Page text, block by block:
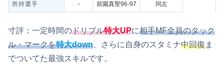
所持選手 ‐ 前園真聖96-97 同左
寸評：一定時間のドリブル特大UPに相手MF全員のタック
ル・マークを特大down 、さらに自身のスタミナ中回復ま
でついてた最強スキルです。